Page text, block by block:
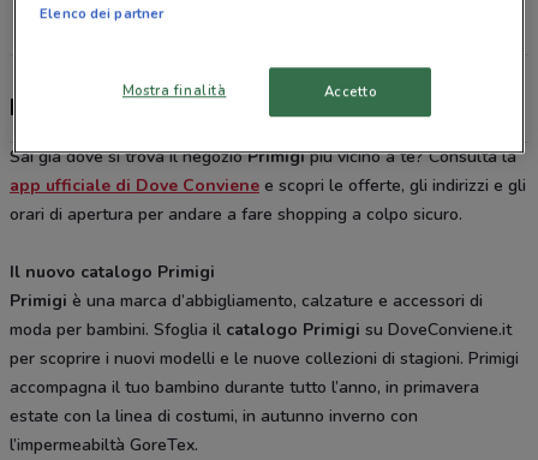
Primigi, offerte e negozi
Sai già dove si trova il negozioPrimigipiù vicino a te? Consulta la
app ufficiale di Dove Conviene e scopri le offerte, gli indirizzi e gli
orari di apertura per andare a fare shopping a colpo sicuro.
Il nuovo catalogo Primigi
Primigi è una marca d’abbigliamento, calzature e accessori di
moda per bambini. Sfoglia il catalogo Primigi su DoveConviene.it
per scoprire i nuovi modelli e le nuove collezioni di stagioni. Primigi
accompagna il tuo bambino durante tutto l’anno, in primavera
estate con la linea di costumi, in autunno inverno con
l’impermeabiltà GoreTex.
Elenco dei partner
Mostra finalità Accetto